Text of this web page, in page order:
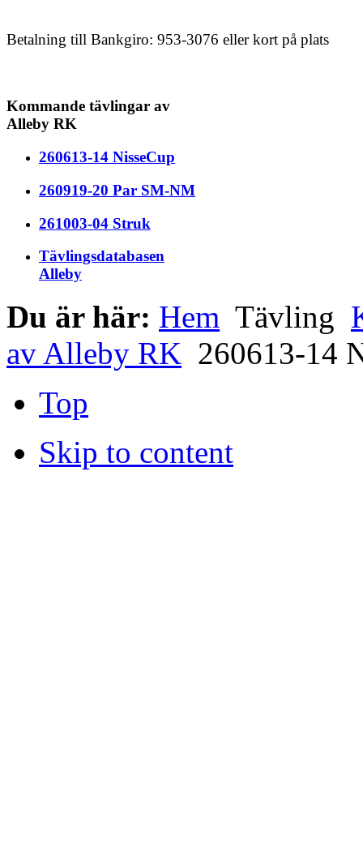
Betalning till Bankgiro: 953-3076 eller kort på plats
Kommande tävlingar av
Alleby RK
260613-14 NisseCup
260919-20 Par SM-NM
261003-04 Struk
Tävlingsdatabasen
Alleby
Du är här: Hem Tävling
av Alleby RK 260613-14
Top
Skip to content